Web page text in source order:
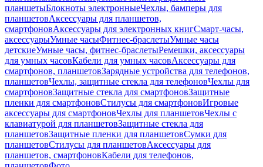
планшетыБлокноты электронныеЧехлы, бамперы для
планшетовАксессуары для планшетов,
смартфоновАксессуары для электронных книгСмарт-часы,
аксессуарыУмные часыФитнес-браслетыУмные часы
детскиеУмные часы, фитнес-браслетыРемешки, аксессуары
для умных часовКабели для умных часовАксессуары для
смартфонов, планшетовЗарядные устройства для телефонов,
планшетовЧехлы, защитные стекла для телефоновЧехлы для
смартфоновЗащитные стекла для смартфоновЗащитные
пленки для смартфоновСтилусы для смартфоновИгровые
аксессуары для смартфоновЧехлы для планшетовЧехлы с
клавиатурой для планшетовЗащитные стекла для
планшетовЗащитные пленки для планшетовСумки для
планшетовСтилусы для планшетовАксессуары для
планшетов, смартфоновКабели для телефонов,